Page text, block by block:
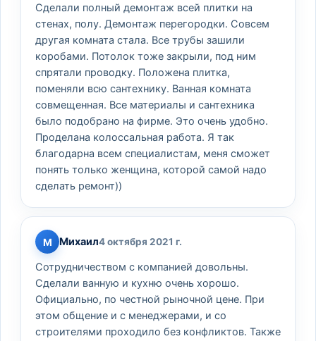
Сделали полный демонтаж всей плитки на
стенах, полу. Демонтаж перегородки. Совсем
другая комната стала. Все трубы зашили
коробами. Потолок тоже закрыли, под ним
спрятали проводку. Положена плитка,
поменяли всю сантехнику. Ванная комната
совмещенная. Все материалы и сантехника
было подобрано на фирме. Это очень удобно.
Проделана колоссальная работа. Я так
благодарна всем специалистам, меня сможет
понять только женщина, которой самой надо
сделать ремонт))
М Михаил4 октября 2021 г.
Сотрудничеством с компанией довольны.
Сделали ванную и кухню очень хорошо.
Официально, по честной рыночной цене. При
этом общение и с менеджерами, и со
строителями проходило без конфликтов. Также